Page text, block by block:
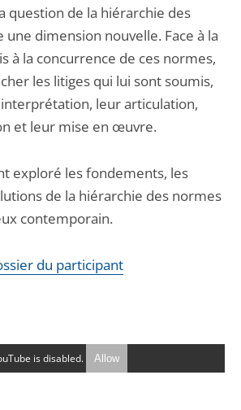
question de la hiérarchie des
dimension nouvelle. Face à la
à la concurrence de ces normes,
les litiges qui lui sont soumis,
leur articulation,
et leur mise en œuvre.
exploré les fondements, les
de la hiérarchie des normes
contemporain.
du participant
is disabled. Allow